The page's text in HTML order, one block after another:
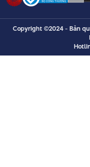
Copyright ©2024 - Bản